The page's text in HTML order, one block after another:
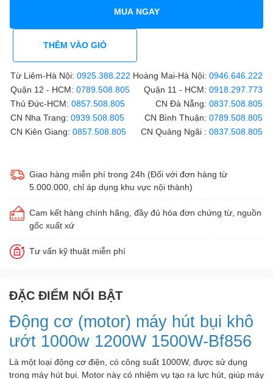
MUA NGAY
THÊM VÀO GIỎ
Từ Liêm-Hà Nội: 0925.388.222 Hoàng Mai-Hà Nội: 0946.646.222
Quận 12 - HCM: 0789.508.805 Quận 11 - HCM: 0918.297.773
Thủ Đức-HCM: 0857.508.805 CN Đà Nẵng: 0837.508.805
CN Nha Trang: 0939.508.805 CN Bình Thuận: 0789.508.805
CN Kiên Giang: 0857.508.805 CN Quảng Ngãi : 0837.508.805
Giao hàng miễn phí trong 24h (Đối với đơn hàng từ
5.000.000, chỉ áp dụng khu vực nội thành)
Cam kết hàng chính hãng, đầy đủ hóa đơn chứng từ, nguồn
gốc xuất xứ
Tư vấn kỹ thuật miễn phí
ĐẶC ĐIỂM NỔI BẬT
Động cơ (motor) máy hút bụi khô
ướt 1000w 1200W 1500W-Bf856
Là một loại động cơ điện, có công suất 1000W, được sử dụng
trong máy hút bụi. Motor này có nhiệm vụ tạo ra lực hút, giúp máy